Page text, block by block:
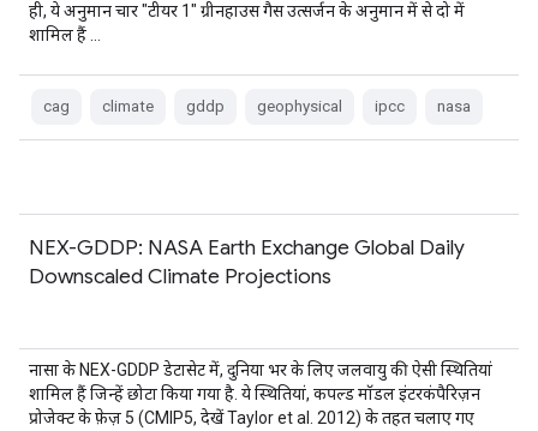
ही, ये अनुमान चार "टीयर 1" ग्रीनहाउस गैस उत्सर्जन के अनुमान में से दो में
शामिल हैं …
cag climate gddp geophysical ipcc nasa
NEX-GDDP: NASA Earth Exchange Global Daily
Downscaled Climate Projections
नासा के NEX-GDDP डेटासेट में, दुनिया भर के लिए जलवायु की ऐसी स्थितियां
शामिल हैं जिन्हें छोटा किया गया है. ये स्थितियां, कपल्ड मॉडल इंटरकंपैरिज़न
प्रोजेक्ट के फ़ेज़ 5 (CMIP5, देखें Taylor et al. 2012) के तहत चलाए गए